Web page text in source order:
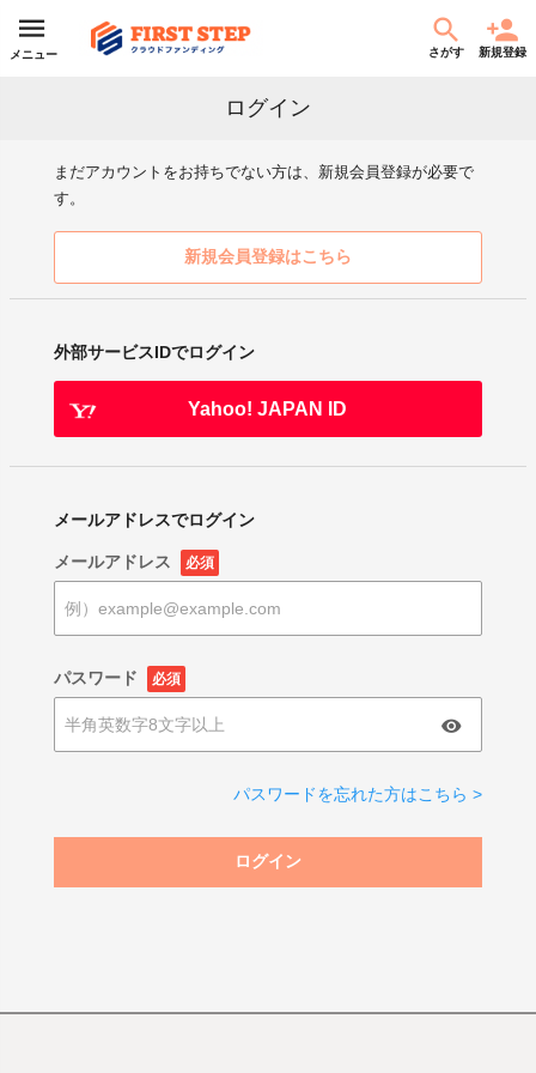
メニュー さがす 新規登録
ログイン
まだアカウントをお持ちでない方は、新規会員登録が必要で
す。
新規会員登録はこちら
外部サービスIDでログイン
Yahoo! JAPAN ID
メールアドレスでログイン
メールアドレス 必須
パスワード 必須
パスワードを忘れた方はこちら >
ログイン